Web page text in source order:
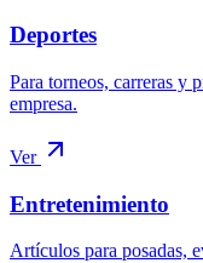
Deportes
Para torneos, carreras y
empresa.
Ver
Entretenimiento
Artículos para posadas,